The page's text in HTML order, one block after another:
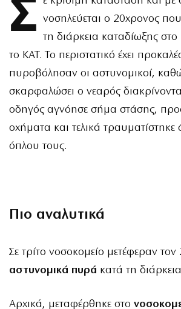
Σ νοσηλεύεται ο 20χρονος
τη διάρκεια καταδίωξης
το ΚΑΤ. Το περιστατικό έχει
πυροβόλησαν οι αστυνομικοί,
σκαρφαλώσει ο νεαρός
οδηγός αγνόησε σήμα στάσης,
οχήματα και τελικά
όπλου τους.
Πιο αναλυτικά
Σε τρίτο νοσοκομείο μετέφεραν
αστυνομικά πυρά κατά τη διάρκεια
Αρχικά, μεταφέρθηκε στο